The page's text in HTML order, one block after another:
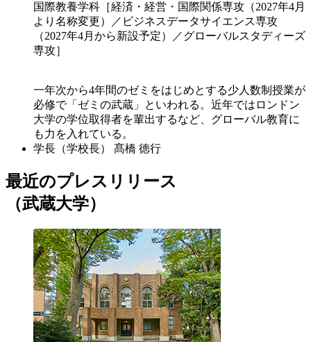
国際教養学科［経済・経営・国際関係専攻（2027年4月
より名称変更）／ビジネスデータサイエンス専攻
（2027年4月から新設予定）／グローバルスタディーズ
専攻］
一年次から4年間のゼミをはじめとする少人数制授業が
必修で「ゼミの武蔵」といわれる。近年ではロンドン
大学の学位取得者を輩出するなど、グローバル教育に
も力を入れている。
学長（学校長）
髙橋 徳行
最近のプレスリリース
（武蔵大学）